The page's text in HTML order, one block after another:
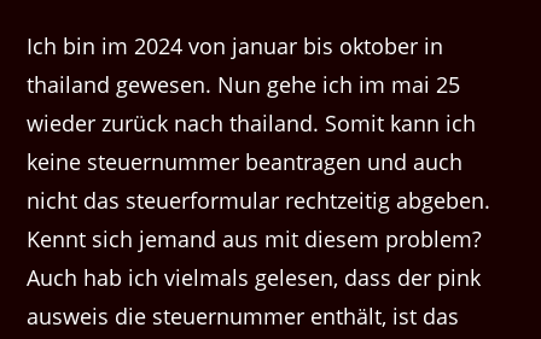
Ich bin im 2024 von januar bis oktober in
thailand gewesen. Nun gehe ich im mai 25
wieder zurück nach thailand. Somit kann ich
keine steuernummer beantragen und auch
nicht das steuerformular rechtzeitig abgeben.
Kennt sich jemand aus mit diesem problem?
Auch hab ich vielmals gelesen, dass der pink
ausweis die steuernummer enthält, ist das